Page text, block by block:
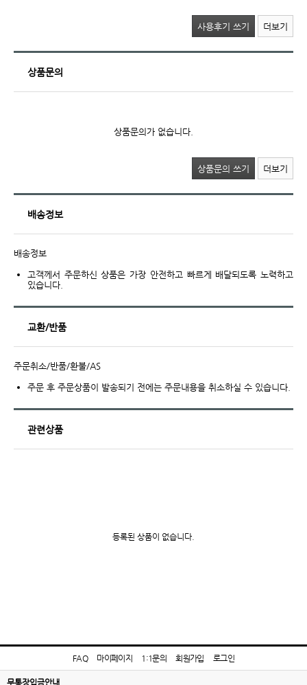
사용후기 쓰기 더보기
상품문의
상품문의가 없습니다.
상품문의 쓰기 더보기
배송정보
배송정보
고객께서 주문하신 상품은 가장 안전하고 빠르게 배달되도록 노력하고
있습니다.
교환/반품
주문취소/반품/환불/AS
주문 후 주문상품이 발송되기 전에는 주문내용을 취소하실 수 있습니다.
관련상품
등록된 상품이 없습니다.
FAQ 마이페이지 1:1문의 회원가입 로그인
무통장입금안내